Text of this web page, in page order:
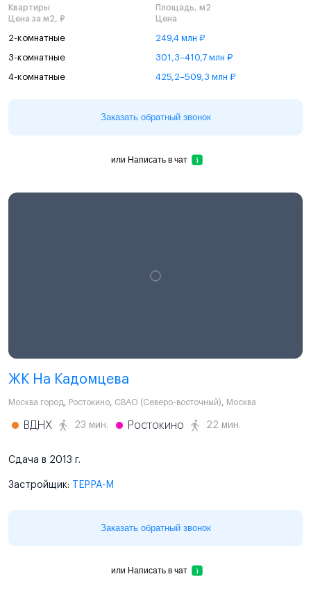
Квартиры
Площадь, м2
Цена за м2, ₽
Цена
2-комнатные 249,4 млн ₽
3-комнатные 301,3–410,7 млн ₽
4-комнатные 425,2–509,3 млн ₽
Заказать обратный звонок
или Написать в чат
ЖК На Кадомцева
Москва город, Ростокино, СВАО (Северо-восточный), Москва
ВДНХ 23 мин. Ростокино 22 мин.
Сдача в 2013 г.
Застройщик: ТЕРРА-М
Заказать обратный звонок
или Написать в чат